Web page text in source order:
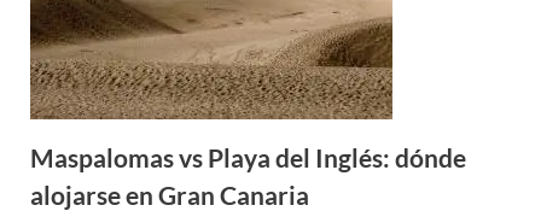
Maspalomas vs Playa del Inglés: dónde
alojarse en Gran Canaria